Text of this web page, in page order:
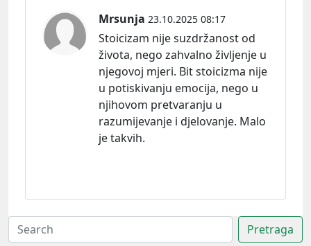
Mrsunja 23.10.2025 08:17
Stoicizam nije suzdržanost od
života, nego zahvalno življenje u
njegovoj mjeri. Bit stoicizma nije
u potiskivanju emocija, nego u
njihovom pretvaranju u
razumijevanje i djelovanje. Malo
je takvih.